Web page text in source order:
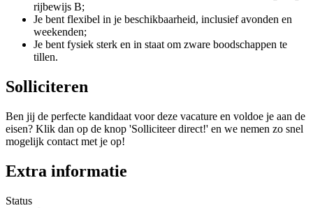
rijbewijs B;
Je bent flexibel in je beschikbaarheid, inclusief avonden en
weekenden;
Je bent fysiek sterk en in staat om zware boodschappen te
tillen.
Solliciteren
Ben jij de perfecte kandidaat voor deze vacature en voldoe je aan de
eisen? Klik dan op de knop 'Solliciteer direct!' en we nemen zo snel
mogelijk contact met je op!
Extra informatie
Status